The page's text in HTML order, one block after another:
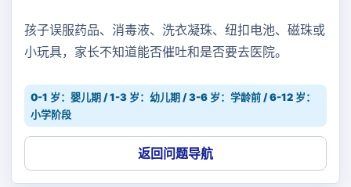
孩子误服药品、消毒液、洗衣凝珠、纽扣电池、磁珠或
小玩具，家长不知道能否催吐和是否要去医院。
0-1 岁：婴儿期 / 1-3 岁：幼儿期 / 3-6 岁：学龄前 / 6-12 岁：
小学阶段
返回问题导航